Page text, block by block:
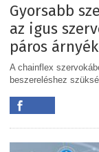
Gyorsabb
az igus
páros
A chainflex
beszereléshez